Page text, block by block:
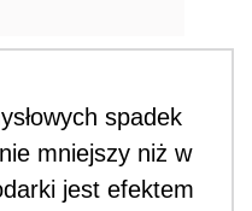
spadek
mniejszy niż w
jest efektem